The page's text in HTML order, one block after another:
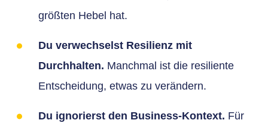
größten Hebel hat.
Du verwechselst Resilienz mit
Durchhalten. Manchmal ist die resiliente
Entscheidung, etwas zu verändern.
Du ignorierst den Business-Kontext. Für